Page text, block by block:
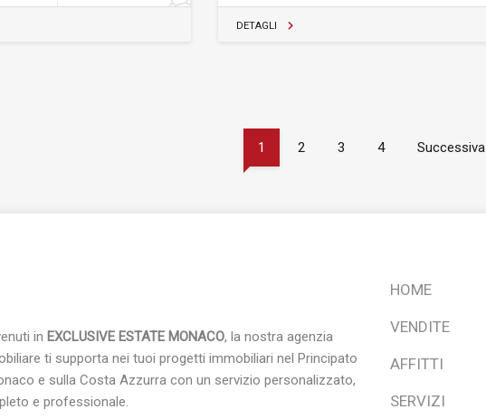
DETAGLI
1 2 3 4 Successiva
in EXCLUSIVE ESTATE MONACO, la nostra agenzia
ti supporta nei tuoi progetti immobiliari nel Principato
e sulla Costa Azzurra con un servizio personalizzato,
e professionale.
HOME
VENDITE
AFFITTI
SERVIZI